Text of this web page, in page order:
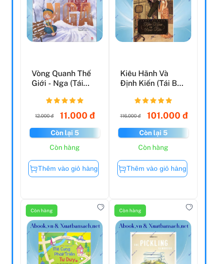
Vòng Quanh Thế
Giới - Nga (Tái
12.000 đ 11.000 đ
Còn lại 5
Còn hàng
Thêm vào giỏ hàng
Kiêu Hãnh Và
Định Kiến (Tái Bản
116.000 đ 101.000 đ
Còn lại 5
Còn hàng
Thêm vào giỏ hàng
Còn hàng Còn hàng